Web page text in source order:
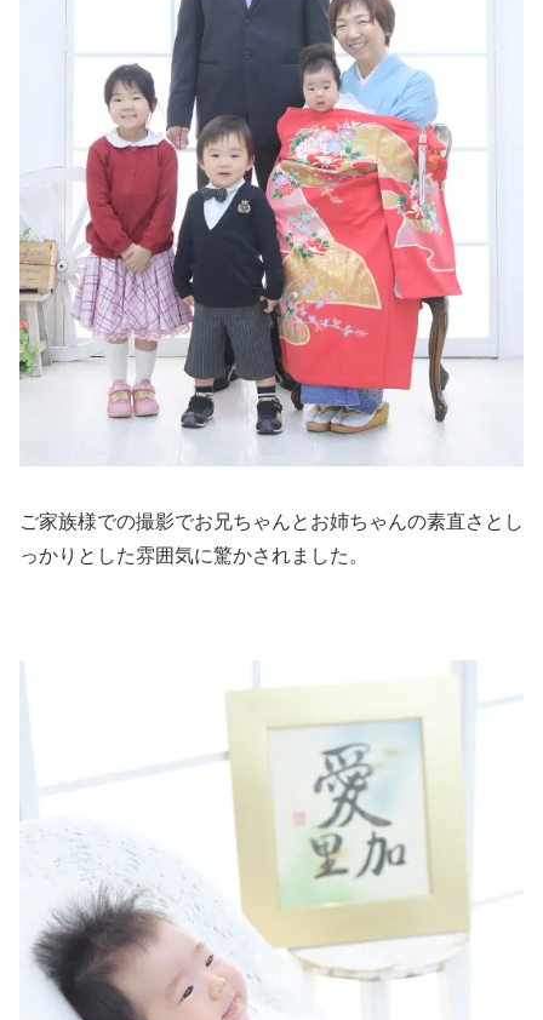
ご家族様での撮影でお兄ちゃんとお姉ちゃんの素直さとし
っかりとした雰囲気に驚かされました。